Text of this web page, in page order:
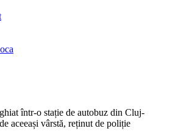
într-o stație de autobuz din Cluj-
aceeași vârstă, reținut de poliție